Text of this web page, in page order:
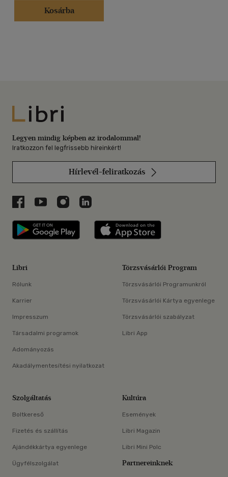
Kosárba
Libri
Legyen mindig képben az irodalommal!
Iratkozzon fel legfrissebb híreinkért!
Hírlevél-feliratkozás
Libri a Facebookon
Libri a Youtube-on
Libri az Instagramon
Libri a LinkedInen
Libri applikáció Szerezd meg: Google
Libri
Rólunk
Karrier
Impresszum
Társadalmi programok
Adományozás
Akadálymentesítési nyilatkozat
Törzsvásárlói Program
Törzsvásárlói Programunkról
Törzsvásárlói Kártya egyenlege
Törzsvásárlói szabályzat
Libri App
Szolgáltatás
Boltkereső
Fizetés és szállítás
Ajándékkártya egyenlege
Ügyfélszolgálat
Kultúra
Események
Libri Magazin
Libri Mini Polc
Partnereinknek